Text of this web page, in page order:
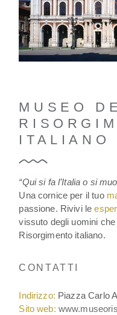
MUSEO
ITALIANO
“Qui si fa l’Italia o si
Una cornice per il tuo
passione. Rivivi le
vissuto degli uomini
Risorgimento italiano.
CONTATTI
Indirizzo: Piazza Carlo
Sito web: